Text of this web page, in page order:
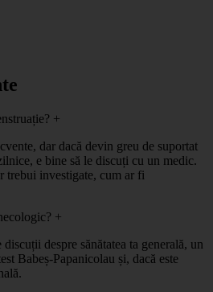
+
dar dacă devin greu de suportat
e bine să le discuți cu un medic.
trebui investigate, cum ar fi
+
despre sănătatea ta generală, un
Babeș-Papanicolau și, dacă este